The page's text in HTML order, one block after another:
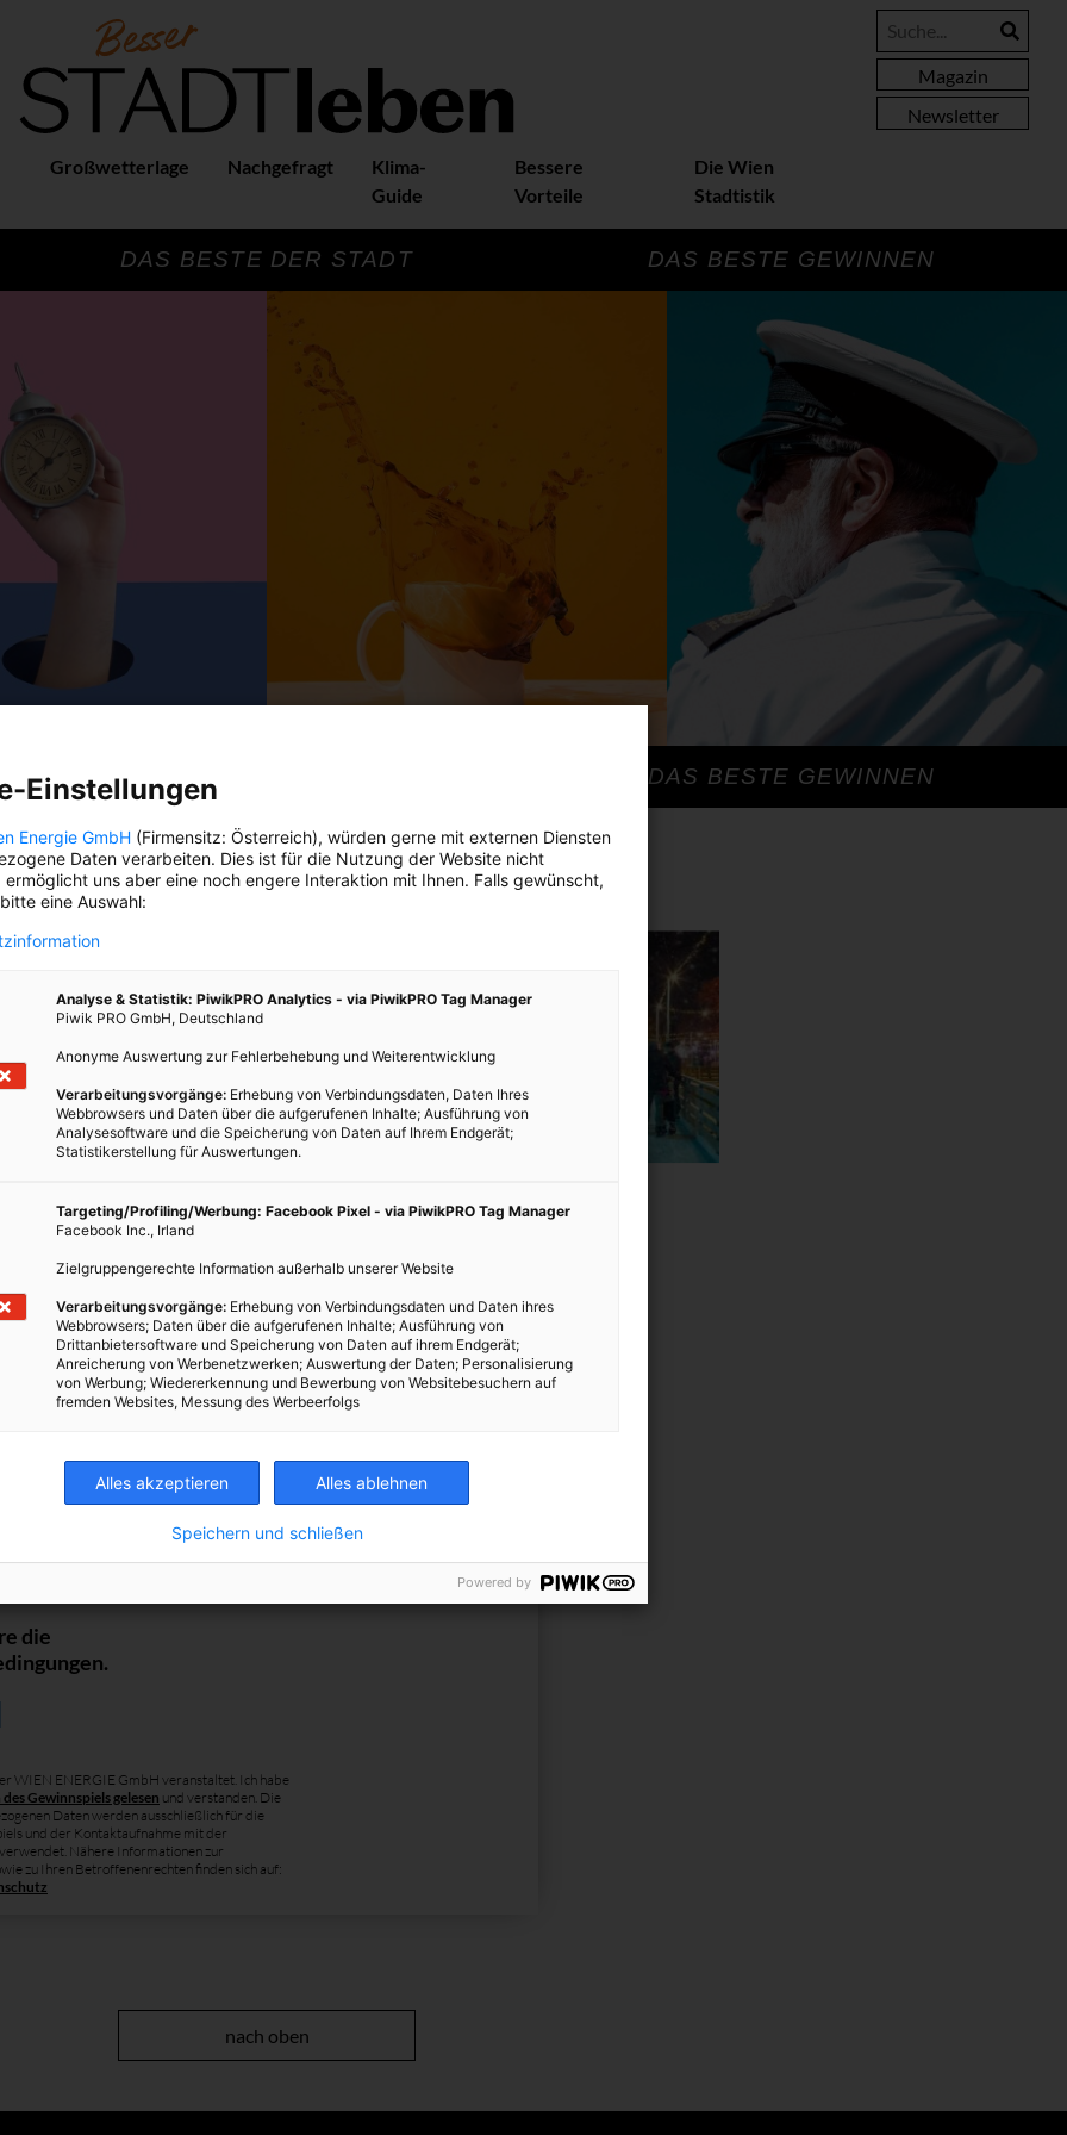
Magazin
Newsletter
Großwetterlage Nachgefragt
Klima-
Guide
Bessere
Vorteile
Die Wien
Stadtistik
DAS BESTE DER STADT DAS BESTE GEWINNEN
DAS BESTE DER STADT DAS BESTE GEWINNEN
vom Eis
Wir verlosen für eine Klasse
Snacks zur Stärkung
den kurzen Lösungssatz aus
Rätselheft ein!
ist der 15. Dezember
die
WIEN ENERGIE GmbH veranstaltet. Ich habe
Gewinnspiels gelesen und verstanden. Die
Daten werden ausschließlich für die
und der Kontaktaufnahme mit der
Nähere Informationen zur
zu Ihren Betroffenenrechten finden sich auf:
nach oben
Einstellungen
Energie GmbH (Firmensitz: Österreich), würden gerne mit externen Diensten
Daten verarbeiten. Dies ist für die Nutzung der Website nicht
uns aber eine noch engere Interaktion mit Ihnen. Falls gewünscht,
eine Auswahl:
Analyse & Statistik: PiwikPRO Analytics - via PiwikPRO Tag Manager
Piwik PRO GmbH, Deutschland
Anonyme Auswertung zur Fehlerbehebung und Weiterentwicklung
Verarbeitungsvorgänge: Erhebung von Verbindungsdaten, Daten Ihres
Webbrowsers und Daten über die aufgerufenen Inhalte; Ausführung von
Analysesoftware und die Speicherung von Daten auf Ihrem Endgerät;
Statistikerstellung für Auswertungen.
Targeting/Profiling/Werbung: Facebook Pixel - via PiwikPRO Tag Manager
Facebook Inc., Irland
Zielgruppengerechte Information außerhalb unserer Website
Verarbeitungsvorgänge: Erhebung von Verbindungsdaten und Daten ihres
Webbrowsers; Daten über die aufgerufenen Inhalte; Ausführung von
Drittanbietersoftware und Speicherung von Daten auf ihrem Endgerät;
Anreicherung von Werbenetzwerken; Auswertung der Daten; Personalisierung
von Werbung; Wiedererkennung und Bewerbung von Websitebesuchern auf
fremden Websites, Messung des Werbeerfolgs
Alles akzeptieren Alles ablehnen
Speichern und schließen
Powered by